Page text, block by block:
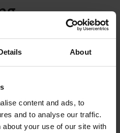
About
content and ads, to
and to analyse our traffic.
your use of our site with